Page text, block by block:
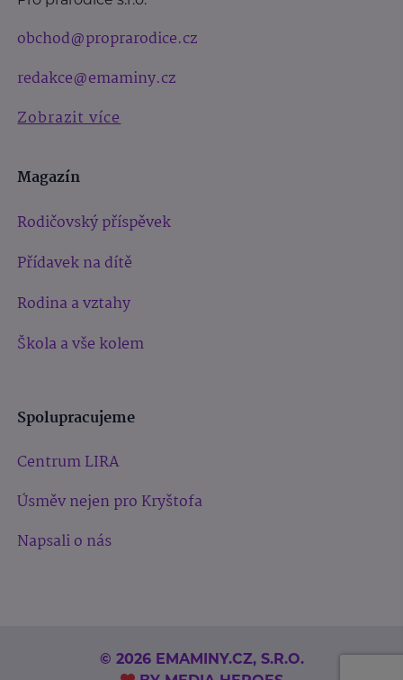
obchod@proprarodice.cz
redakce@emaminy.cz
Zobrazit více
Magazín
Rodičovský příspěvek
Přídavek na dítě
Rodina a vztahy
Škola a vše kolem
Spolupracujeme
Centrum LIRA
Úsměv nejen pro Kryštofa
Napsali o nás
© 2026 EMAMINY.CZ, S.R.O.